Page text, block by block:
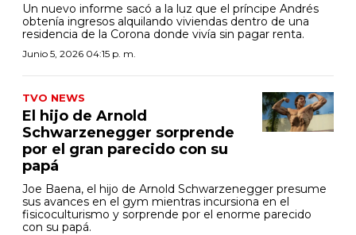
Un nuevo informe sacó a la luz que el príncipe Andrés
obtenía ingresos alquilando viviendas dentro de una
residencia de la Corona donde vivía sin pagar renta.
Junio 5, 2026 04:15 p. m.
TVO NEWS
El hijo de Arnold
Schwarzenegger sorprende
por el gran parecido con su
papá
Joe Baena, el hijo de Arnold Schwarzenegger presume
sus avances en el gym mientras incursiona en el
fisicoculturismo y sorprende por el enorme parecido
con su papá.